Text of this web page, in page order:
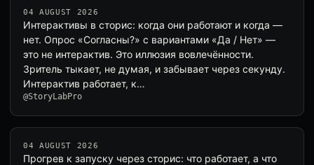
04 AUGUST 2026
Интерактивы в сторис: когда они работают и когда —
нет. Опрос «Согласны?» с вариантами «Да / Нет» —
это не интерактив. Это иллюзия вовлечённости.
Зритель тыкает, не думая, и забывает через секунду.
Интерактив работает, к…
@StoryLabPro
04 AUGUST 2026
Прогрев к запуску через сторис: что работает, а что